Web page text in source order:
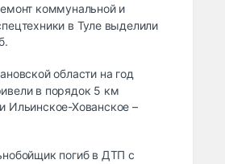
коммунальной и
в Туле выделили
области на год
в порядок 5 км
Ильинское-Хованское –
погиб в ДТП с